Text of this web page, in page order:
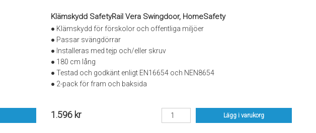
Klämskydd SafetyRail Vera Swingdoor, HomeSafety
● Klämskydd för förskolor och offentliga miljöer
● Passar svängdörrar
● Installeras med tejp och/eller skruv
● 180 cm lång
● Testad och godkänt enligt EN16654 och NEN8654
● 2-pack för fram och baksida
1.596 kr Lägg i varukorg